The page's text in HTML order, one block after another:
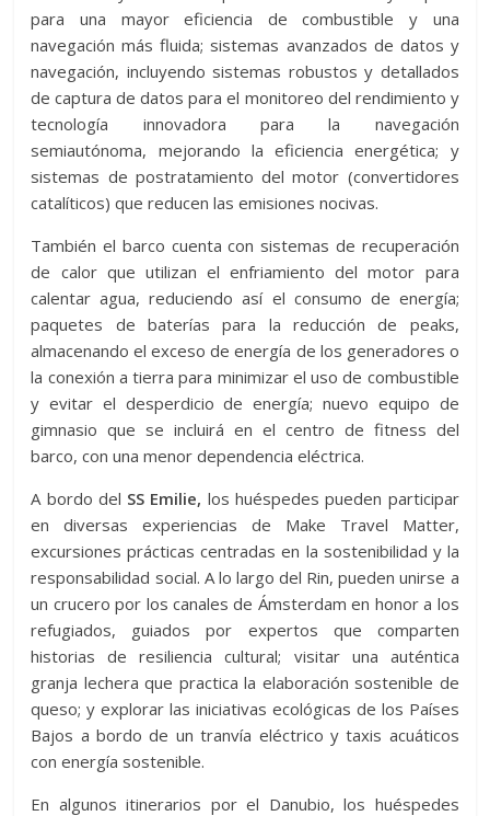
para una mayor eficiencia de combustible y una
navegación más fluida; sistemas avanzados de datos y
navegación, incluyendo sistemas robustos y detallados
de captura de datos para el monitoreo del rendimiento y
tecnología innovadora para la navegación
semiautónoma, mejorando la eficiencia energética; y
sistemas de postratamiento del motor (convertidores
catalíticos) que reducen las emisiones nocivas.
También el barco cuenta con sistemas de recuperación
de calor que utilizan el enfriamiento del motor para
calentar agua, reduciendo así el consumo de energía;
paquetes de baterías para la reducción de peaks,
almacenando el exceso de energía de los generadores o
la conexión a tierra para minimizar el uso de combustible
y evitar el desperdicio de energía; nuevo equipo de
gimnasio que se incluirá en el centro de fitness del
barco, con una menor dependencia eléctrica.
A bordo del SS Emilie, los huéspedes pueden participar
en diversas experiencias de Make Travel Matter,
excursiones prácticas centradas en la sostenibilidad y la
responsabilidad social. A lo largo del Rin, pueden unirse a
un crucero por los canales de Ámsterdam en honor a los
refugiados, guiados por expertos que comparten
historias de resiliencia cultural; visitar una auténtica
granja lechera que practica la elaboración sostenible de
queso; y explorar las iniciativas ecológicas de los Países
Bajos a bordo de un tranvía eléctrico y taxis acuáticos
con energía sostenible.
En algunos itinerarios por el Danubio, los huéspedes